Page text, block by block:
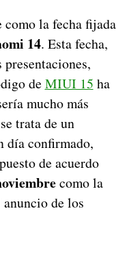
la fecha fijada
14. Esta fecha,
de MIUI 15 ha
mucho más
trata de un
día confirmado,
de acuerdo
como la
de los